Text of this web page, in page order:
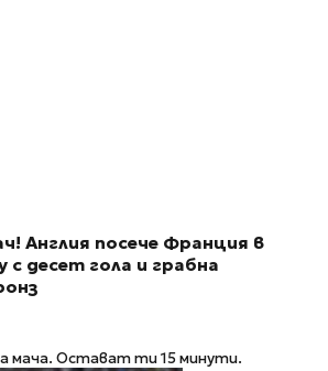
Англия посече Франция в
с десет гола и грабна
мача. Остават ти 15 минути.